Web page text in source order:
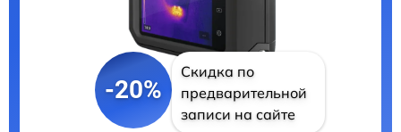
-20%
Скидка по
предварительной
записи на сайте